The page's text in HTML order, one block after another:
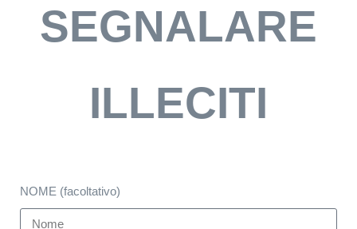
SEGNALARE
ILLECITI
NOME (facoltativo)